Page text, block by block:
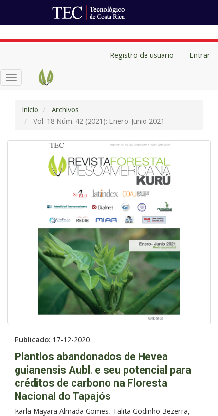
Contenido
principal
lateral
Registro de usuario Entrar
Toggle
navigation
Inicio
Archivos
Vol. 18 Núm. 42 (2021): Enero-Junio 2021
Publicado: 17-12-2020
Plantios abandonados de Hevea
guianensis Aubl. e seu potencial para
créditos de carbono na Floresta
Nacional do Tapajós
Karla Mayara Almada Gomes, Talita Godinho Bezerra,